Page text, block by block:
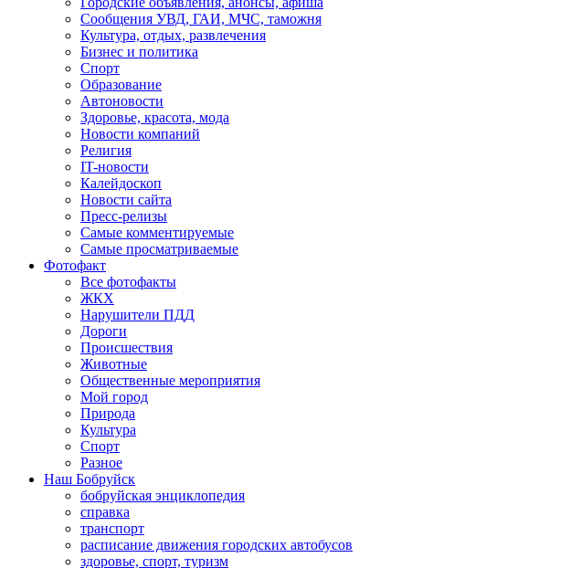
Сообщения УВД, ГАИ, МЧС, таможня
Культура, отдых, развлечения
Бизнес и политика
Спорт
Образование
Автоновости
Здоровье, красота, мода
Новости компаний
Религия
IT-новости
Калейдоскоп
Новости сайта
Пресс-релизы
Самые комментируемые
Самые просматриваемые
Фотофакт
Все фотофакты
ЖКХ
Нарушители ПДД
Дороги
Происшествия
Животные
Общественные мероприятия
Мой город
Природа
Культура
Спорт
Разное
Наш Бобруйск
бобруйская энциклопедия
справка
транспорт
расписание движения городских автобусов
здоровье, спорт, туризм